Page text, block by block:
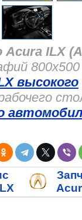
ILX
800x500
высокого